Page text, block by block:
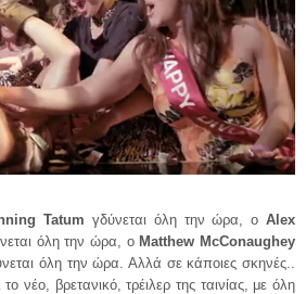
Tatum γδύνεται όλη την ώρα, ο Alex
όλη την ώρα, ο Matthew McConaughey
όλη την ώρα. Αλλά σε κάποιες σκηνές..
νέο, βρετανικό, τρέιλερ της ταινίας, με όλη